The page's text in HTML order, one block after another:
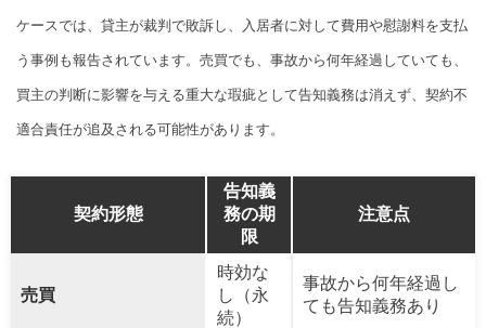
ケースでは、貸主が裁判で敗訴し、入居者に対して費用や慰謝料を支払
う事例も報告されています。売買でも、事故から何年経過していても、
買主の判断に影響を与える重大な瑕疵として告知義務は消えず、契約不
適合責任が追及される可能性があります。
契約形態
告知義
務の期
限
注意点
売買
時効な
し（永
続）
事故から何年経過し
ても告知義務あり